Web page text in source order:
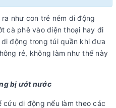
như con trẻ ném di động
cà phê vào điện thoại hay đi
động trong túi quần khi đưa
rẻ, không làm như thế này
bị ướt nước
cứu di động nếu làm theo các